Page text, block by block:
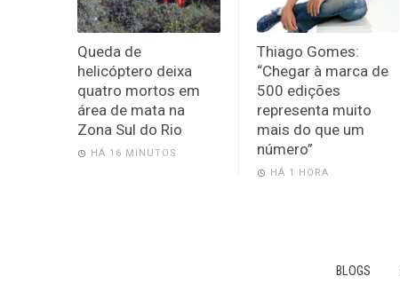
Queda de
helicóptero deixa
quatro mortos em
área de mata na
Zona Sul do Rio
HÁ 16 MINUTOS
Thiago Gomes:
“Chegar à marca de
500 edições
representa muito
mais do que um
número”
HÁ 1 HORA
BLOGS